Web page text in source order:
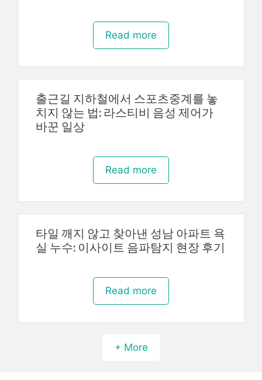
Read more
출근길 지하철에서 스포츠중계를 놓
치지 않는 법: 라스티비 음성 제어가
바꾼 일상
Read more
타일 깨지 않고 찾아낸 성남 아파트 욕
실 누수: 이사이트 음파탐지 현장 후기
Read more
+ More